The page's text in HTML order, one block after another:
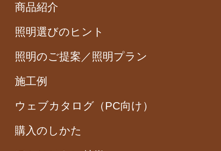
商品紹介
照明選びのヒント
照明のご提案／照明プラン
施工例
ウェブカタログ（PC向け）
購入のしかた